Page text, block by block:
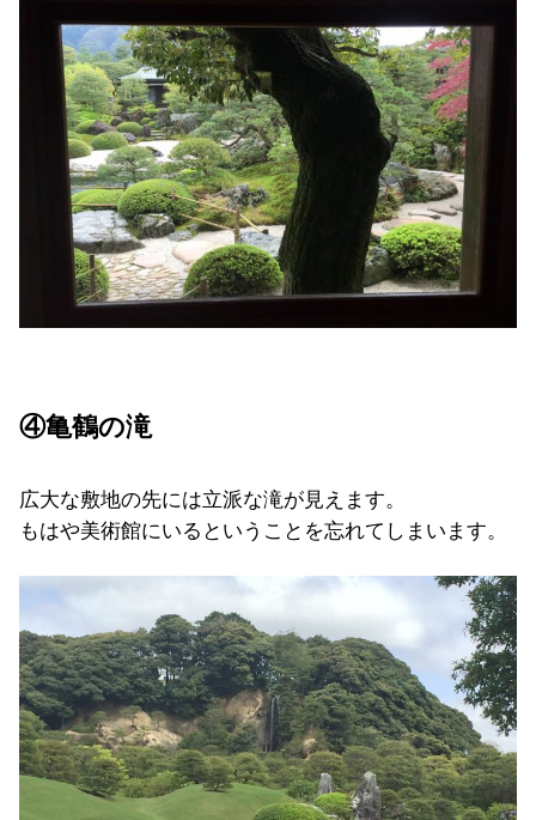
④亀鶴の滝
広大な敷地の先には立派な滝が見えます。
もはや美術館にいるということを忘れてしまいます。